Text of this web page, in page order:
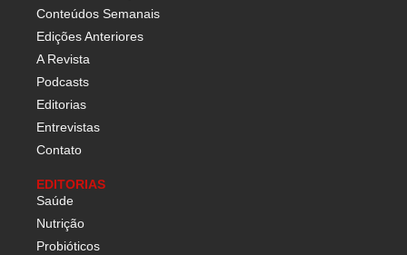
Conteúdos Semanais
Edições Anteriores
A Revista
Podcasts
Editorias
Entrevistas
Contato
EDITORIAS
Saúde
Nutrição
Probióticos